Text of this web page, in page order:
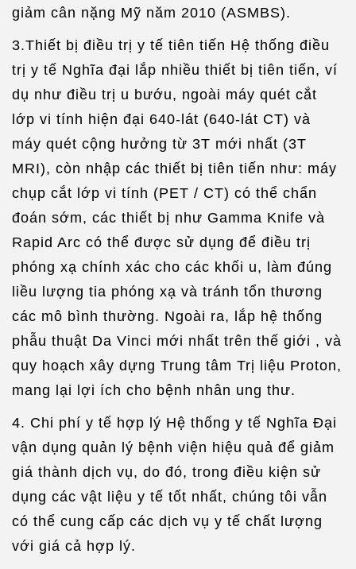
giảm cân nặng Mỹ năm 2010 (ASMBS).
3.Thiết bị điều trị y tế tiên tiến Hệ thống điều
trị y tế Nghĩa đại lắp nhiều thiết bị tiên tiến, ví
dụ như điều trị u bướu, ngoài máy quét cắt
lớp vi tính hiện đại 640-lát (640-lát CT) và
máy quét cộng hưởng từ 3T mới nhất (3T
MRI), còn nhập các thiết bị tiên tiến như: máy
chụp cắt lớp vi tính (PET / CT) có thể chẩn
đoán sớm, các thiết bị như Gamma Knife và
Rapid Arc có thể được sử dụng để điều trị
phóng xạ chính xác cho các khối u, làm đúng
liều lượng tia phóng xạ và tránh tổn thương
các mô bình thường. Ngoài ra, lắp hệ thống
phẫu thuật Da Vinci mới nhất trên thế giới , và
quy hoạch xây dựng Trung tâm Trị liệu Proton,
mang lại lợi ích cho bệnh nhân ung thư.
4. Chi phí y tế hợp lý Hệ thống y tế Nghĩa Đại
vận dụng quản lý bệnh viện hiệu quả để giảm
giá thành dịch vụ, do đó, trong điều kiện sử
dụng các vật liệu y tế tốt nhất, chúng tôi vẫn
có thể cung cấp các dịch vụ y tế chất lượng
với giá cả hợp lý.